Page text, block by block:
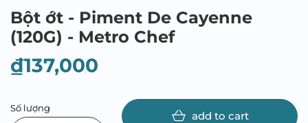
Bột ớt - Piment De Cayenne
(120G) - Metro Chef
₫137,000
Số lượng
add to cart